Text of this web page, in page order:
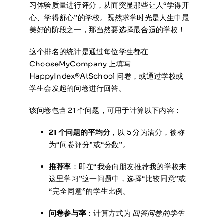
习体验质量进行评分，从而突显那些让人“学得开
心、学得舒心”的学校。既然求学时光是人生中最
美好的阶段之一，那当然要选择最合适的学校！
这个排名的统计是通过每位学生都在
ChooseMyCompany 上填写
HappyIndex®AtSchool 问卷，或通过学校或
学生会发起的问卷进行回答。
该问卷包含 21 个问题，可用于计算以下内容：
21 个问题的平均分，以 5 分为满分，被称
为“问卷评分”或“分数”。
推荐率 ：即在“我会向朋友推荐我的学校来
这里学习”这一问题中，选择“比较同意”或
“完全同意”的学生比例。
问卷参与率 ：计算方式为 回答问卷的学生